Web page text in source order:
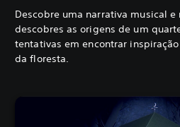
Descobre uma narrativa musical
descobres as origens de um
tentativas em encontrar
da floresta.